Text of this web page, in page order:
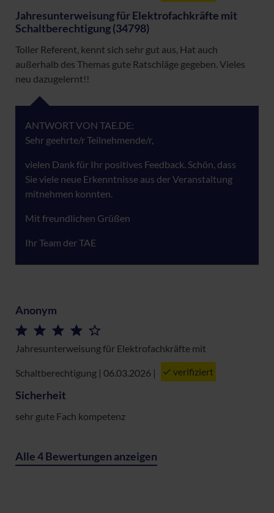
Jahresunterweisung für Elektrofachkräfte mit
Schaltberechtigung (34798)
Toller Referent, kennt sich sehr gut aus, Hat auch
außerhalb des Themas gute Ratschläge gegeben. Vieles
neu dazugelernt!!
ANTWORT VON TAE.DE:
Sehr geehrte/r Teilnehmende/r,
vielen Dank für Ihr positives Feedback. Schön, dass
Sie viele neue Erkenntnisse aus der Veranstaltung
mitnehmen konnten.
Mit freundlichen Grüßen
Ihr Team der TAE
Anonym
Jahresunterweisung für Elektrofachkräfte mit
Schaltberechtigung | 06.03.2026 | verifiziert
Sicherheit
sehr gute Fach kompetenz
Alle 4 Bewertungen anzeigen